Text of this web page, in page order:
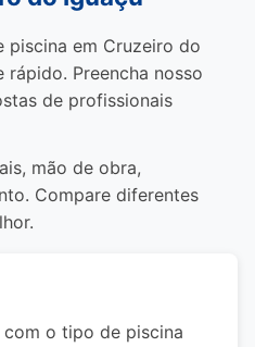
piscina em Cruzeiro do
rápido. Preencha nosso
de profissionais
mão de obra,
Compare diferentes
o tipo de piscina